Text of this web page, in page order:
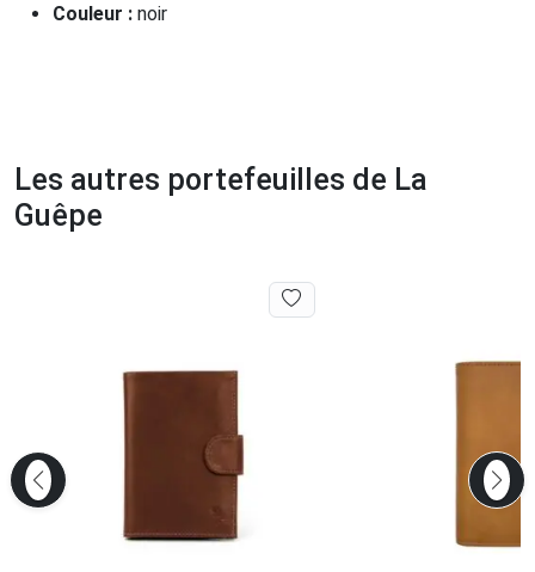
Couleur : noir
Les autres portefeuilles de La
Guêpe